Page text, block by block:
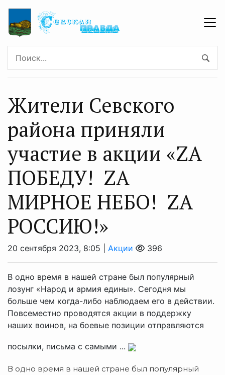
Жители Севского
района приняли
участие в акции «ZА
ПОБЕДУ! ZА
МИРНОЕ НЕБО! ZА
РОССИЮ!»
20 сентября 2023, 8:05 | Акции 396
В одно время в нашей стране был популярный
лозунг «Народ и армия едины». Сегодня мы
больше чем когда-либо наблюдаем его в действии.
Повсеместно проводятся акции в поддержку
наших воинов, на боевые позиции отправляются
посылки, письма с самыми ...
В одно время в нашей стране был популярный